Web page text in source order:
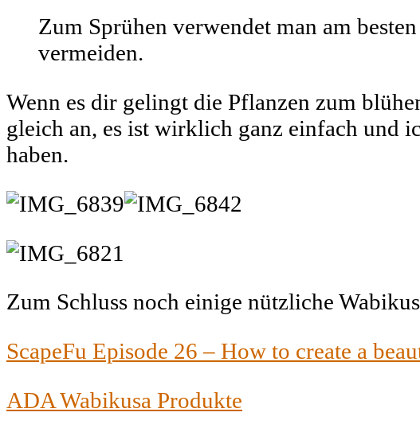
Zum Sprühen verwendet man am
vermeiden.
Wenn es dir gelingt die Pflanzen zum
gleich an, es ist wirklich ganz einfach und
haben.
Zum Schluss noch einige nützliche
ScapeFu Episode 26 – How to create a
ADA Wabikusa Produkte